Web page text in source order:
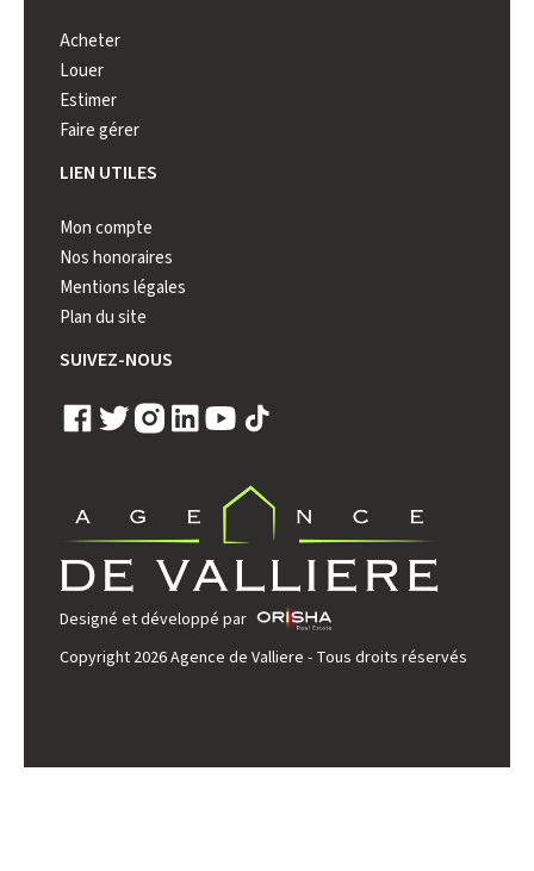
Acheter
Louer
Estimer
Faire gérer
LIEN UTILES
Mon compte
Nos honoraires
Mentions légales
Plan du site
SUIVEZ-NOUS
Designé et développé par
Copyright 2026 Agence de Valliere - Tous droits réservés